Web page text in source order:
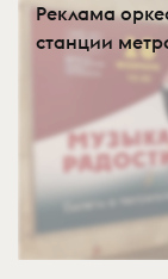
Реклама
станции